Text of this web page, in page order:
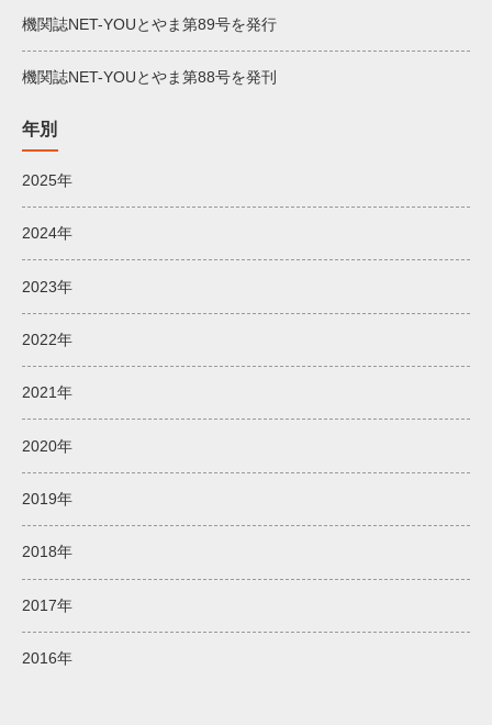
機関誌NET-YOUとやま第89号を発行
機関誌NET-YOUとやま第88号を発刊
年別
2025年
2024年
2023年
2022年
2021年
2020年
2019年
2018年
2017年
2016年